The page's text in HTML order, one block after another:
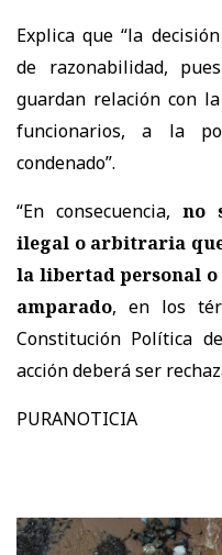
Explica que “la
de razonabilidad,
guardan relación con
funcionarios, a la
condenado”.
“En consecuencia, no
ilegal o arbitraria
la libertad personal
amparado, en los
Constitución Política
acción deberá ser
PURANOTICIA